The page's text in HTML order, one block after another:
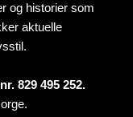
og historier som
aktuelle
829 495 252.